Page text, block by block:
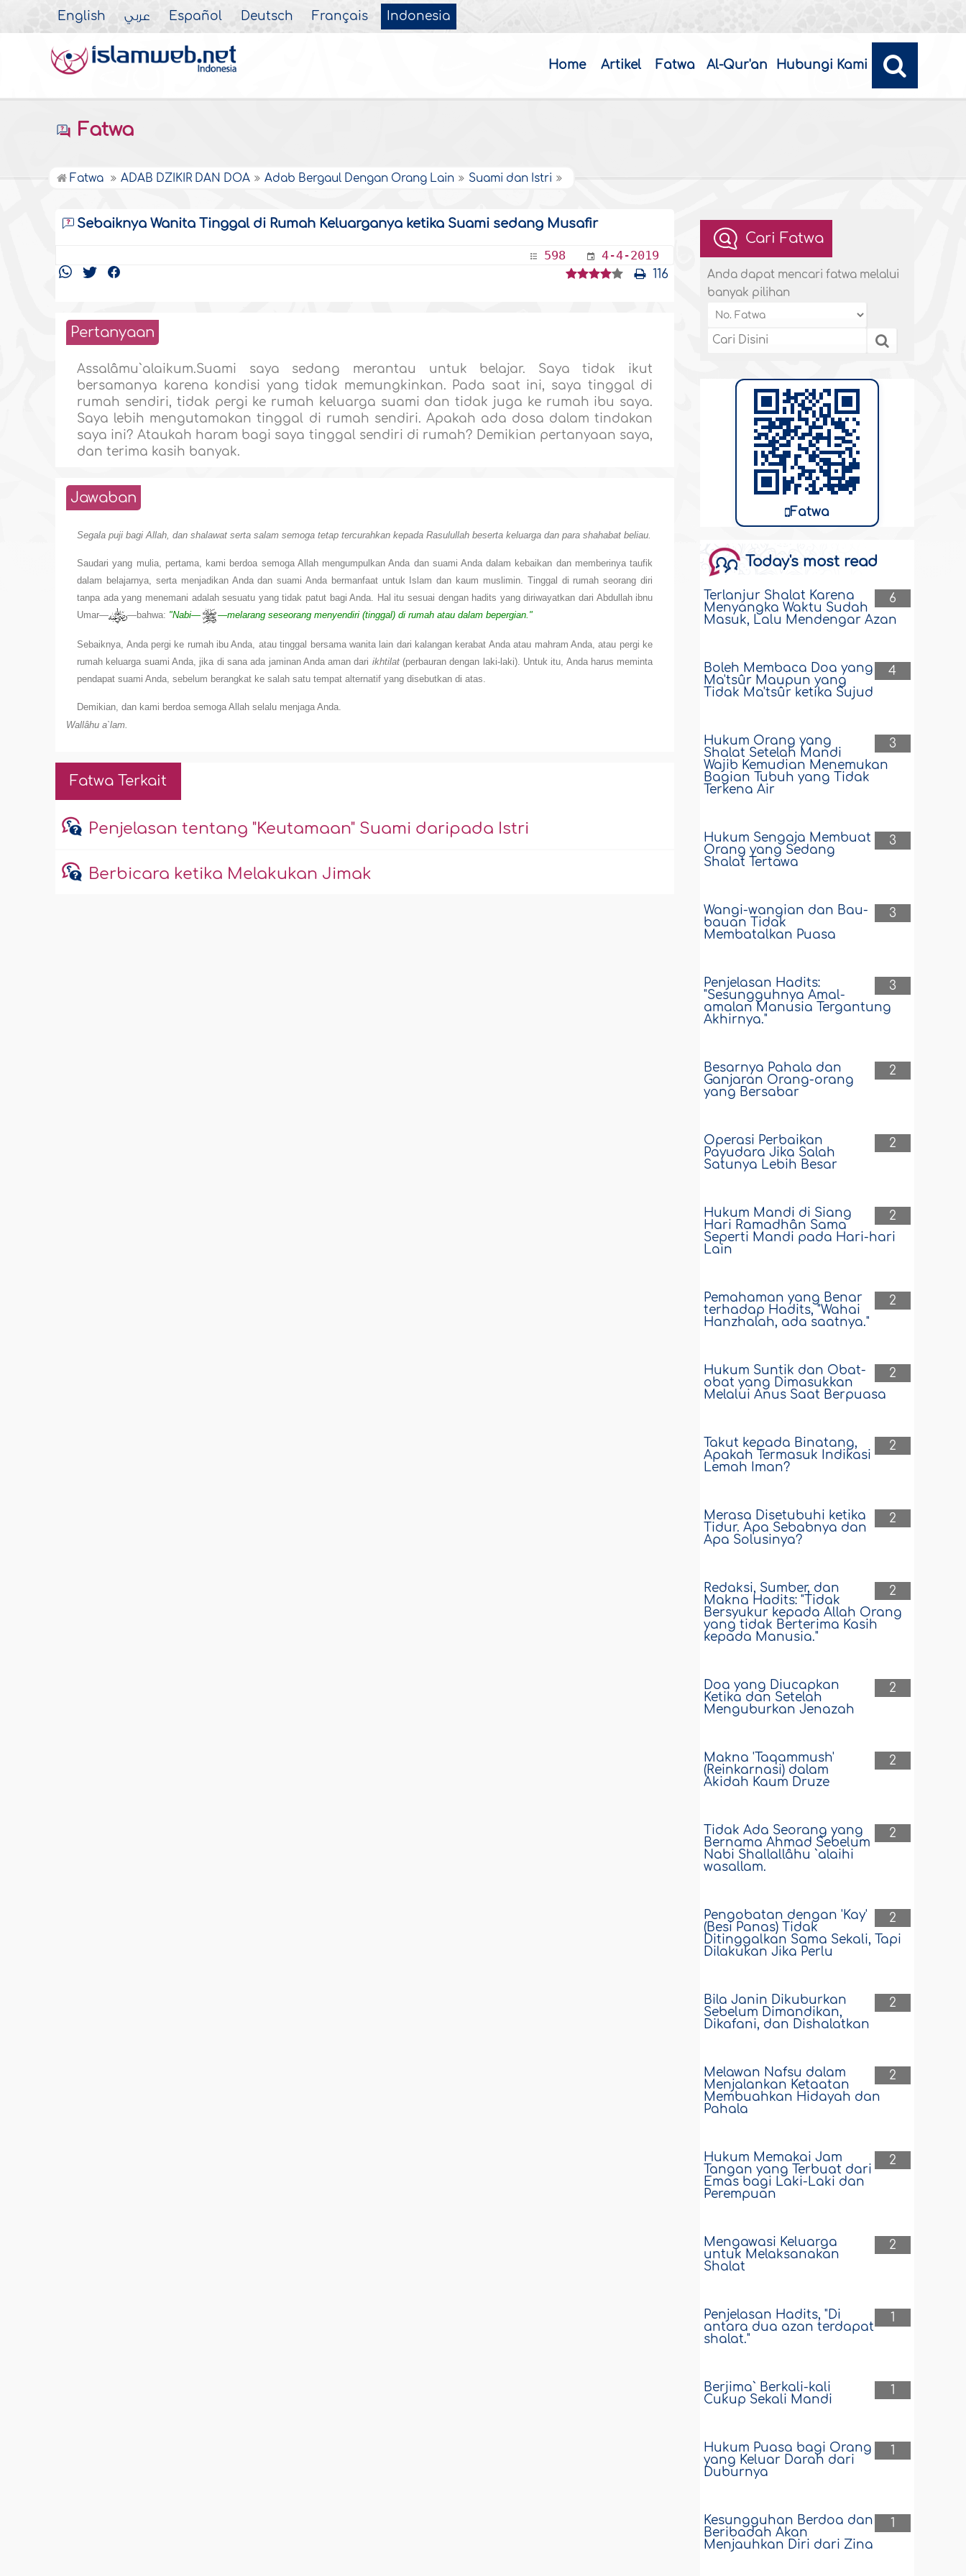
English عربي Español Deutsch Français Indonesia
Home Artikel Fatwa Al-Qur'an Hubungi Kami
Fatwa
Fatwa ADAB DZIKIR DAN DOA Adab Bergaul Dengan Orang Lain Suami dan Istri
Sebaiknya Wanita Tinggal di Rumah Keluarganya ketika Suami sedang Musafir
598 4-4-2019
116
Pertanyaan
Assalâmu`alaikum.Suami saya sedang merantau untuk belajar. Saya tidak ikut
bersamanya karena kondisi yang tidak memungkinkan. Pada saat ini, saya tinggal di
rumah sendiri, tidak pergi ke rumah keluarga suami dan tidak juga ke rumah ibu saya.
Saya lebih mengutamakan tinggal di rumah sendiri. Apakah ada dosa dalam tindakan
saya ini? Ataukah haram bagi saya tinggal sendiri di rumah? Demikian pertanyaan saya,
dan terima kasih banyak.
Jawaban
Segala puji bagi Allah, dan shalawat serta salam semoga tetap tercurahkan kepada Rasulullah beserta keluarga dan para shahabat beliau.
Saudari yang mulia, pertama, kami berdoa semoga Allah mengumpulkan Anda dan suami Anda dalam kebaikan dan memberinya taufik
dalam belajarnya, serta menjadikan Anda dan suami Anda bermanfaat untuk Islam dan kaum muslimin. Tinggal di rumah seorang diri
tanpa ada yang menemani adalah sesuatu yang tidak patut bagi Anda. Hal itu sesuai dengan hadits yang diriwayatkan dari Abdullah ibnu
Umar—
—bahwa: "Nabi— —melarang seseorang menyendiri (tinggal) di rumah atau dalam bepergian."
Sebaiknya, Anda pergi ke rumah ibu Anda, atau tinggal bersama wanita lain dari kalangan kerabat Anda atau mahram Anda, atau pergi ke
rumah keluarga suami Anda, jika di sana ada jaminan Anda aman dari ikhtilat(perbauran dengan laki-laki). Untuk itu, Anda harus meminta
pendapat suami Anda, sebelum berangkat ke salah satu tempat alternatif yang disebutkan di atas.
Demikian, dan kami berdoa semoga Allah selalu menjaga Anda.
Wallâhu a`lam.
Fatwa Terkait
Penjelasan tentang "Keutamaan" Suami daripada Istri
Berbicara ketika Melakukan Jimak
Cari Fatwa
Anda dapat mencari fatwa melalui
banyak pilihan
Fatwa
Today's most read
6
Terlanjur Shalat Karena
Menyangka Waktu Sudah
Masuk, Lalu Mendengar Azan
4
Boleh Membaca Doa yang
Ma'tsûr Maupun yang
Tidak Ma'tsûr ketika Sujud
3
Hukum Orang yang
Shalat Setelah Mandi
Wajib Kemudian Menemukan
Bagian Tubuh yang Tidak
Terkena Air
3
Hukum Sengaja Membuat
Orang yang Sedang
Shalat Tertawa
3
Wangi-wangian dan Bau-
bauan Tidak
Membatalkan Puasa
3
Penjelasan Hadits:
"Sesungguhnya Amal-
amalan Manusia Tergantung
Akhirnya."
2
Besarnya Pahala dan
Ganjaran Orang-orang
yang Bersabar
2
Operasi Perbaikan
Payudara Jika Salah
Satunya Lebih Besar
2
Hukum Mandi di Siang
Hari Ramadhân Sama
Seperti Mandi pada Hari-hari
Lain
2
Pemahaman yang Benar
terhadap Hadits, "Wahai
Hanzhalah, ada saatnya."
2
Hukum Suntik dan Obat-
obat yang Dimasukkan
Melalui Anus Saat Berpuasa
2
Takut kepada Binatang,
Apakah Termasuk Indikasi
Lemah Iman?
2
Merasa Disetubuhi ketika
Tidur. Apa Sebabnya dan
Apa Solusinya?
2
Redaksi, Sumber, dan
Makna Hadits: "Tidak
Bersyukur kepada Allah Orang
yang tidak Berterima Kasih
kepada Manusia."
2
Doa yang Diucapkan
Ketika dan Setelah
Menguburkan Jenazah
2
Makna 'Taqammush'
(Reinkarnasi) dalam
Akidah Kaum Druze
2
Tidak Ada Seorang yang
Bernama Ahmad Sebelum
Nabi Shallallâhu `alaihi
wasallam.
2
Pengobatan dengan 'Kay'
(Besi Panas) Tidak
Ditinggalkan Sama Sekali, Tapi
Dilakukan Jika Perlu
2
Bila Janin Dikuburkan
Sebelum Dimandikan,
Dikafani, dan Dishalatkan
2
Melawan Nafsu dalam
Menjalankan Ketaatan
Membuahkan Hidayah dan
Pahala
2
Hukum Memakai Jam
Tangan yang Terbuat dari
Emas bagi Laki-Laki dan
Perempuan
2
Mengawasi Keluarga
untuk Melaksanakan
Shalat
1
Penjelasan Hadits, "Di
antara dua azan terdapat
shalat."
1
Berjima` Berkali-kali
Cukup Sekali Mandi
1
Hukum Puasa bagi Orang
yang Keluar Darah dari
Duburnya
1
Kesungguhan Berdoa dan
Beribadah Akan
Menjauhkan Diri dari Zina